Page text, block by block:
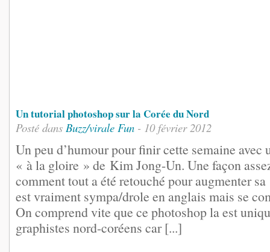
Un tutorial photoshop sur la Corée du Nord
Posté dans Buzz/virale Fun - 10 février 2012
Un peu d’humour pour finir cette semaine
« à la gloire » de Kim Jong-Un. Une façon
comment tout a été retouché pour augmenter
est vraiment sympa/drole en anglais mais se
On comprend vite que ce photoshop la est
graphistes nord-coréens car [...]